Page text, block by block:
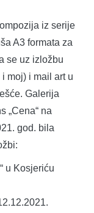
iz serije
A3 formata za
se uz izložbu
moj) i mail art u
Galerija
„Cena“ na
god. bila
u Kosjeriću